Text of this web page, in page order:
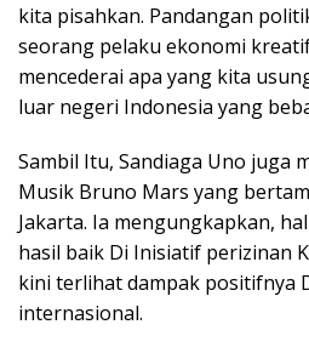
kita pisahkan. Pandangan
seorang pelaku ekonomi
mencederai apa yang kita
luar negeri Indonesia yang
Sambil Itu, Sandiaga Uno juga
Musik Bruno Mars yang
Jakarta. Ia mengungkapkan,
hasil baik Di Inisiatif perizinan
kini terlihat dampak positifnya
internasional.